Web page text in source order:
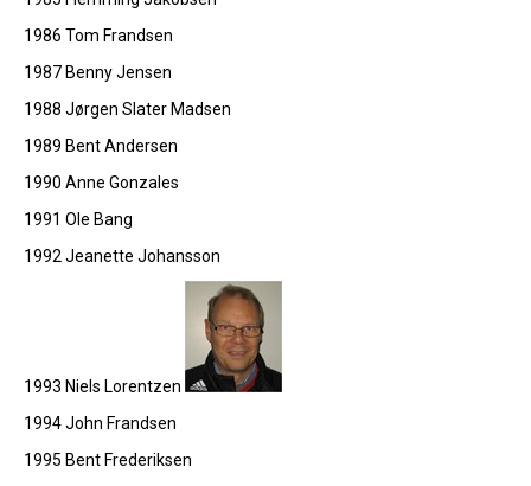
1986 Tom Frandsen
1987 Benny Jensen
1988 Jørgen Slater Madsen
1989 Bent Andersen
1990 Anne Gonzales
1991 Ole Bang
1992 Jeanette Johansson
1993 Niels Lorentzen
1994 John Frandsen
1995 Bent Frederiksen